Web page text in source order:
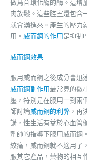
做鳥苷環化酶的酶。這增
肉放鬆。這些腔室還包含
就會湧進來。產生的壓力
用。 威而鋼的作用是抑制
威而鋼效果
服用威而鋼之後成分會迅
威而鋼副作用最常見的微
壓，特別是在服用一到兩
師討論威而鋼的利弊 ，再
講，性生活有益於心血管
劑師的指導下服用威而鋼
絞痛，威而鋼就不適用了
服其它產品，藥物的相互